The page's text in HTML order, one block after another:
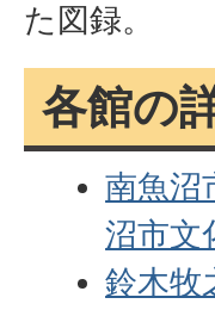
た図録。
各館の
南魚沼
沼市文
鈴木牧